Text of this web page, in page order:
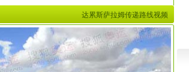
达累斯萨拉姆传递路线视频